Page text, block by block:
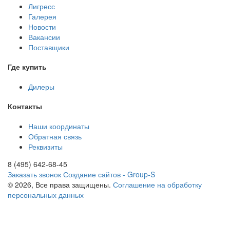
Лигресс
Галерея
Новости
Вакансии
Поставщики
Где купить
Дилеры
Контакты
Наши координаты
Обратная связь
Реквизиты
8 (495) 642-68-45
Заказать звонок Создание сайтов - Group-S
© 2026, Все права защищены. Соглашение на обработку
персональных данных